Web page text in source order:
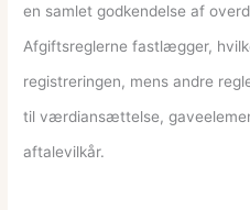
en samlet godkendelse af
Afgiftsreglerne fastlægger,
registreringen, mens andre
til værdiansættelse,
aftalevilkår.